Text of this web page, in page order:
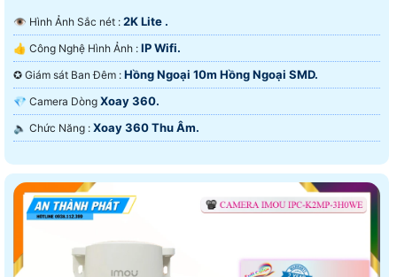
👁 Hình Ảnh Sắc nét : 2K Lite .
👍 Công Nghệ Hình Ảnh : IP Wifi.
✪ Giám sát Ban Đêm : Hồng Ngoại 10m Hồng Ngoại SMD.
💎 Camera Dòng Xoay 360.
️🔈 Chức Năng : Xoay 360 Thu Âm.